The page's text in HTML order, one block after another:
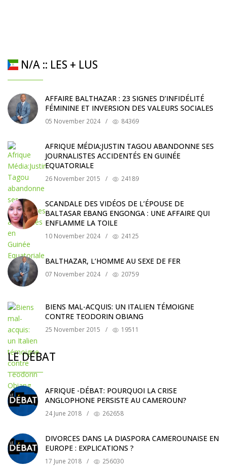
N/A :: LES + LUS
AFFAIRE BALTHAZAR : 23 SIGNES D’INFIDÉLITÉ
FÉMININE ET INVERSION DES VALEURS SOCIALES
05 November 2024 / 84369
AFRIQUE MÉDIA:JUSTIN TAGOU ABANDONNE SES
JOURNALISTES ACCIDENTÉS EN GUINÉE
EQUATORIALE
26 November 2015 / 24189
SCANDALE DES VIDÉOS DE L’ÉPOUSE DE
BALTASAR EBANG ENGONGA : UNE AFFAIRE QUI
ENFLAMME LA TOILE
10 November 2024 / 24125
BALTHAZAR, L’HOMME AU SEXE DE FER
07 November 2024 / 20759
BIENS MAL-ACQUIS: UN ITALIEN TÉMOIGNE
CONTRE TEODORIN OBIANG
25 November 2015 / 19511
LE DÉBAT
AFRIQUE -DÉBAT: POURQUOI LA CRISE
ANGLOPHONE PERSISTE AU CAMEROUN?
24 June 2018 / 262658
DIVORCES DANS LA DIASPORA CAMEROUNAISE EN
EUROPE : EXPLICATIONS ?
17 June 2018 / 256030